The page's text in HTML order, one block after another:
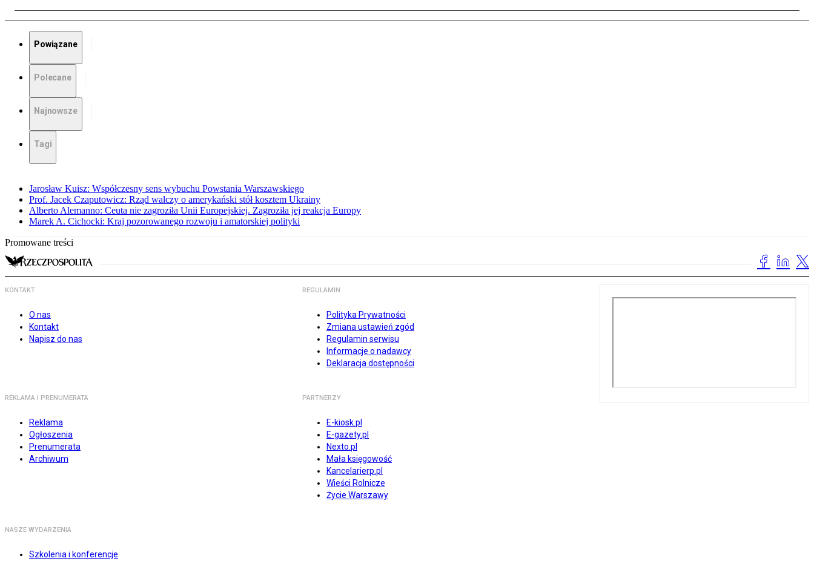
Powiązane
Polecane
Najnowsze
Tagi
Jarosław Kuisz: Współczesny sens wybuchu Powstania Warszawskiego
Prof. Jacek Czaputowicz: Rząd walczy o amerykański stół kosztem Ukrainy
Alberto Alemanno: Ceuta nie zagroziła Unii Europejskiej. Zagroziła jej reakcja Europy
Marek A. Cichocki: Kraj pozorowanego rozwoju i amatorskiej polityki
Promowane treści
KONTAKT
O nas
Kontakt
Napisz do nas
REGULAMIN
Polityka Prywatności
Zmiana ustawień zgód
Regulamin serwisu
Informacje o nadawcy
Deklaracja dostępności
REKLAMA I PRENUMERATA
Reklama
Ogłoszenia
Prenumerata
Archiwum
PARTNERZY
E-kiosk.pl
E-gazety.pl
Nexto.pl
Mała księgowość
Kancelarierp.pl
Wieści Rolnicze
Życie Warszawy
NASZE WYDARZENIA
Szkolenia i konferencje